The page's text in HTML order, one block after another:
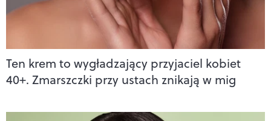
Ten krem to wygładzający przyjaciel kobiet
40+. Zmarszczki przy ustach znikają w mig